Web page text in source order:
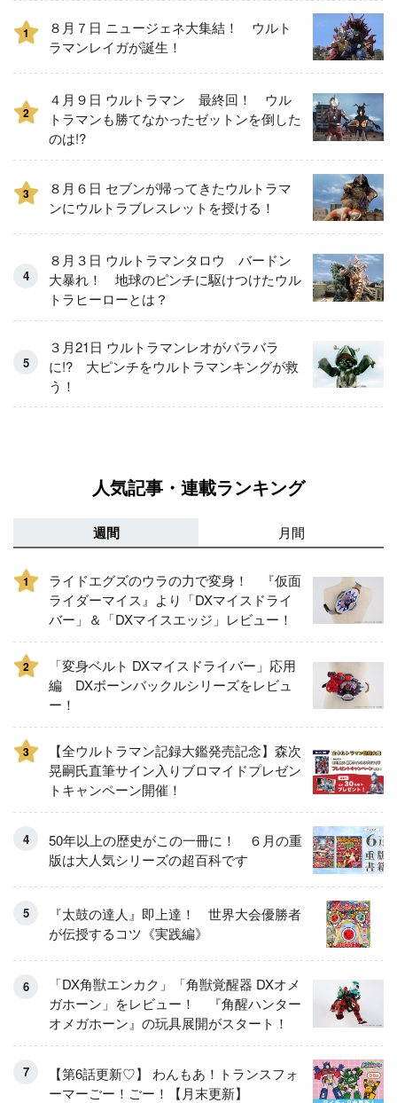
1
８月７日 ニュージェネ大集結！ ウルト
ラマンレイガが誕生！
2
４月９日 ウルトラマン 最終回！ ウル
トラマンも勝てなかったゼットンを倒した
のは!?
3
８月６日 セブンが帰ってきたウルトラマ
ンにウルトラブレスレットを授ける！
８月３日 ウルトラマンタロウ バードン
大暴れ！ 地球のピンチに駆けつけたウル
トラヒーローとは？
３月21日 ウルトラマンレオがバラバラ
に!? 大ピンチをウルトラマンキングが救
う！
人気記事・連載ランキング
週間 月間
1
ライドエグズのウラの力で変身！ 『仮面
ライダーマイス』より「DXマイスドライ
バー」＆「DXマイスエッジ」レビュー！
2
「変身ベルト DXマイスドライバー」応用
編 DXボーンバックルシリーズをレビュ
ー！
3
【全ウルトラマン記録大鑑発売記念】森次
晃嗣氏直筆サイン入りブロマイドプレゼン
トキャンペーン開催！
50年以上の歴史がこの一冊に！ ６月の重
版は大人気シリーズの超百科です
『太鼓の達人』即上達！ 世界大会優勝者
が伝授するコツ《実践編》
「DX角獣エンカク」「角獣覚醒器 DXオメ
ガホーン」をレビュー！ 『角醒ハンター
オメガホーン』の玩具展開がスタート！
【第6話更新♡】 わんもあ！トランスフォ
ーマーごー！ごー！【月末更新】